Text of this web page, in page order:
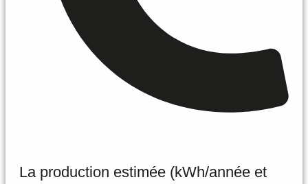
La production estimée (kWh/année et